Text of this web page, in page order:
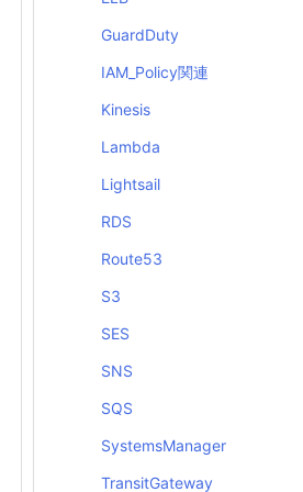
GuardDuty
IAM_Policy関連
Kinesis
Lambda
Lightsail
RDS
Route53
S3
SES
SNS
SQS
SystemsManager
TransitGateway